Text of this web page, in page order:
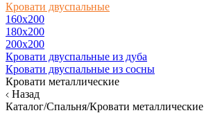
Кровати двуспальные
160х200
180x200
200x200
Кровати двуспальные из дуба
Кровати двуспальные из сосны
Кровати металлические
Назад
Каталог/Спальня/Кровати металлические